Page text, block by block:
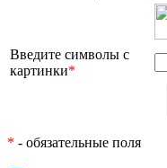
Введите символы с
картинки*
* - обязательные поля